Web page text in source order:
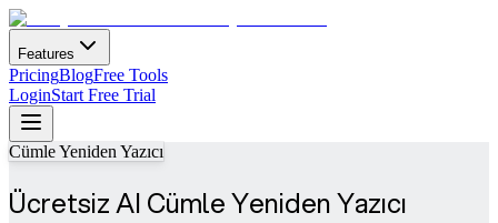
Features
PricingBlogFree Tools
LoginStart Free Trial
Cümle Yeniden Yazıcı
Ücretsiz AI Cümle Yeniden Yazıcı